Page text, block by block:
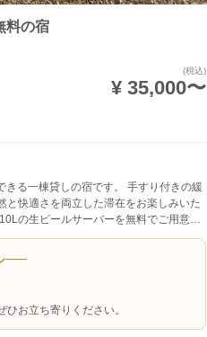
料の宿
(税込)
¥ 35,000〜
る一棟貸しの宿です。 手すり付きの緩
と快適さを両立した滞在をお楽しみいた
の生ビールサーバーを無料でご用意。
ファと65インチテレビ、Wi-Fiを完備。
能です。 シングルベッド4台と追加マ
セスでき、散歩や磯遊びもおすすめ。
楽しみたい方にもぴったりです。
お立ち寄りください。